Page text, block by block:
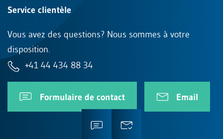
Service clientèle
Vous avez des questions? Nous sommes à votre
disposition.
+41 44 434 88 34
Formulaire de contact Email